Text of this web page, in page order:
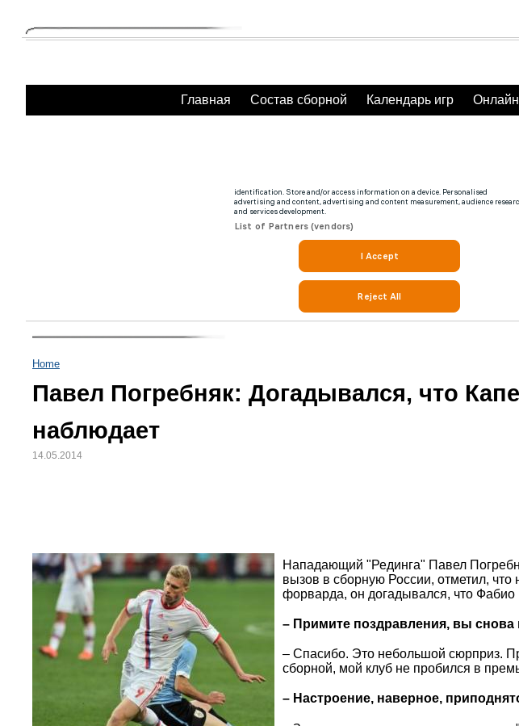
Главная Состав сборной Календарь игр
Home
Павел Погребняк: Догадывался, что
наблюдает
14.05.2014
Нападающий "Рединга" Павел
вызов в сборную России, отметил,
форварда, он догадывался, что Фабио
– Примите поздравления, вы
– Спасибо. Это небольшой сюрприз.
сборной, мой клуб не пробился в
– Настроение, наверное,